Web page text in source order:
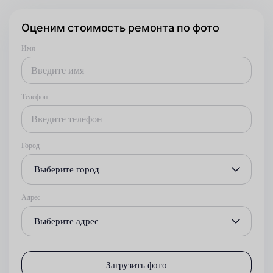
Оценим стоимость ремонта по фото
Имя
Телефон
Город
Выберите город
Адрес
Выберите адрес
Загрузить фото